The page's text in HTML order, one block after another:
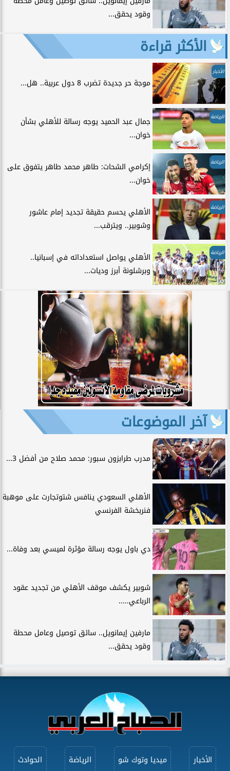
وقود يحقق...
الأكثر قراءة
الأخبار
موجة حر جديدة تضرب 8 دول عربية.. هل...
الرياضة
جمال عبد الحميد يوجه رسالة للأهلي بشأن
خوان...
الرياضة
إكرامي الشحات: طاهر محمد طاهر يتفوق على
خوان...
الرياضة
الأهلي يحسم حقيقة تجديد إمام عاشور
وشوبير.. ويترقب...
الرياضة
الأهلي يواصل استعداداته في إسبانيا..
وبرشلونة أبرز وديات...
آخر الموضوعات
مدرب طرابزون سبور: محمد صلاح من أفضل 3...
الأهلي السعودي ينافس شتوتجارت على موهبة
فنربخشة الفرنسي
دي باول يوجه رسالة مؤثرة لميسي بعد وفاة...
شوبير يكشف موقف الأهلي من تجديد عقود
الرباعي.....
مارفين إيمانويل.. سائق توصيل وعامل محطة
وقود يحقق...
الأخبار ميديا وتوك شو الرياضة الحوادث